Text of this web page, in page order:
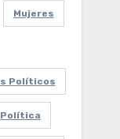
Mujeres
Políticos
Política